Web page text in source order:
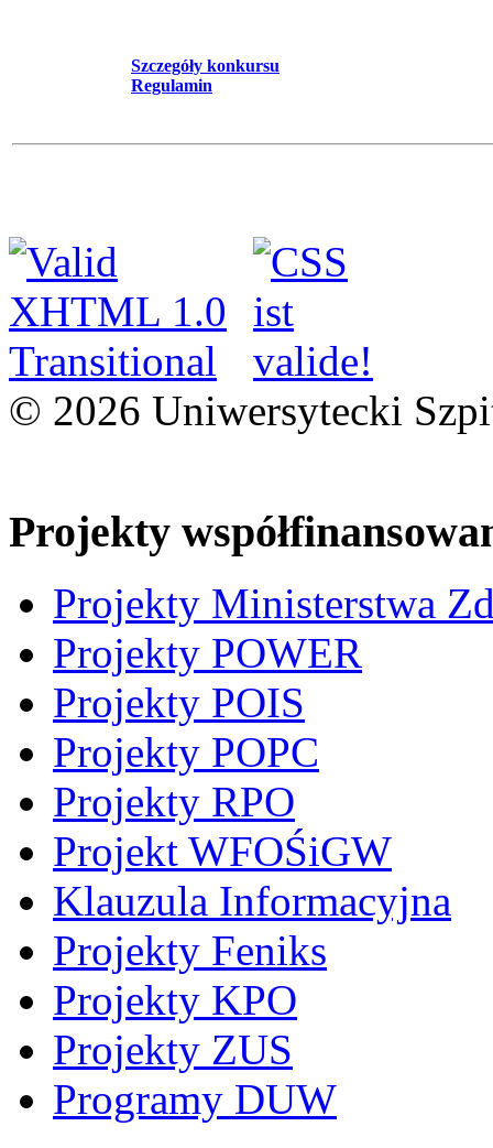
Szczegóły konkursu
Regulamin
© 2026 Uniwersytecki
Projekty
Projekty Ministerstwa
Projekty POWER
Projekty POIS
Projekty POPC
Projekty RPO
Projekt WFOŚiGW
Klauzula Informacyjna
Projekty Feniks
Projekty KPO
Projekty ZUS
Programy DUW